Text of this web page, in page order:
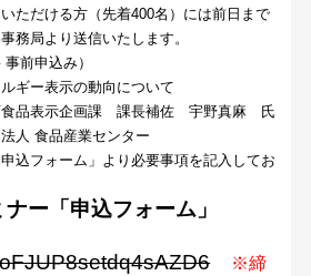
方（先着400名）には前日まで
務局より送信いたします。
事前申込み）
ー表示の動向について
品表示企画課 課長補佐 宇野真麻 氏
食品産業センター
込フォーム」より必要事項を記入してお
ー「申込フォーム」
※締